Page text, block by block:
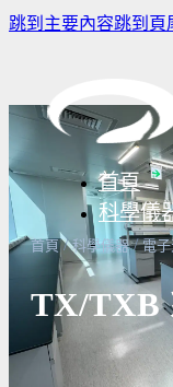
跳到主要內容跳到頁
首頁
科學儀
樣品濃縮/
微量分注吸
首頁 / 科學儀器 / 電
TX/TXB